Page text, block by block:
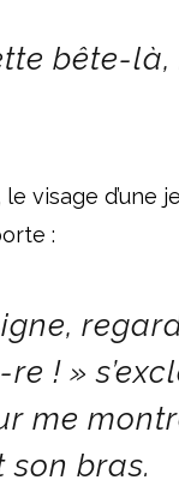
bête-
visage d’une
:
! »
me
son bras.